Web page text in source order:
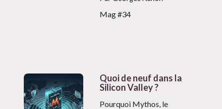
Mag #34
Quoi de neuf dans la
Silicon Valley ?
Pourquoi Mythos, le